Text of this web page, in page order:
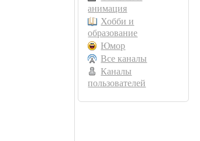
анимация
Хобби и
образование
Юмор
Все каналы
Каналы
пользователей